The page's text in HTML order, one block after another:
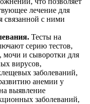
лечение для
связанной с ними
Тесты на
серию тестов,
мочи и сыворотки для
вирусов,
заболеваний,
анемии у
выявление
заболеваний,